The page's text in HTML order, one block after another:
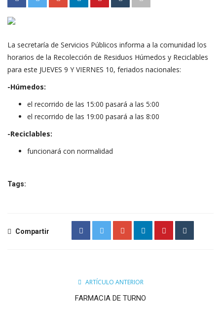
La secretaría de Servicios Públicos informa a la comunidad los
horarios de la Recolección de Residuos Húmedos y Reciclables
para este JUEVES 9 Y VIERNES 10, feriados nacionales:
-Húmedos:
el recorrido de las 15:00 pasará a las 5:00
el recorrido de las 19:00 pasará a las 8:00
-Reciclables:
funcionará con normalidad
Tags:
Compartir
ARTÍCULO ANTERIOR
FARMACIA DE TURNO